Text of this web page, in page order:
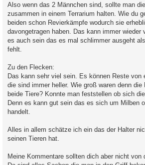
Also wenn das 2 Männchen sind, sollte man
zusammen in einem Terrarium halten. Wie du
beiden schon Revierkämpfe wodurch sie
davongetragen haben. Das kann immer wieder
es auch sein das es mal schlimmer ausgeht
fehlt.
Zu den Flecken:
Das kann sehr viel sein. Es können Reste von
die sind immer heller. Wie groß waren denn
beide Tiere? Konnte man feststellen ob sich
Denn es kann gut sein das es sich um Milben
handelt.
Alles in allem schätze ich ein das der Halter
seinen Tieren hat.
Meine Kommentare sollten dich aber nicht von